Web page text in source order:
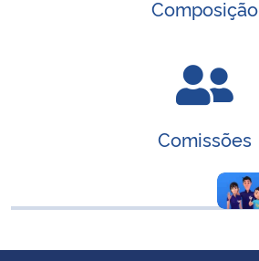
Gabinete de Segurança Institucional
Composição
Comissões